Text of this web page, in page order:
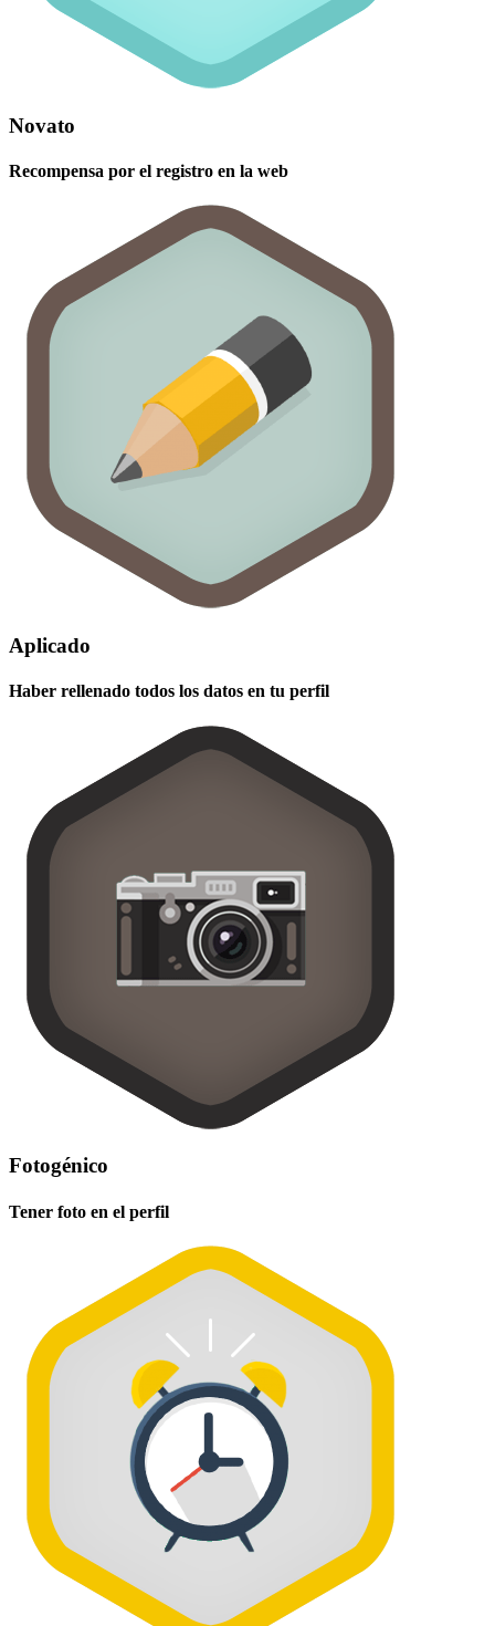
Novato
Recompensa por el registro en la web
Aplicado
Haber rellenado todos los datos en tu perfil
Fotogénico
Tener foto en el perfil